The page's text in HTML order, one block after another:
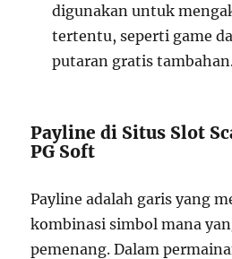
digunakan untuk
tertentu, seperti game
putaran gratis
Payline di Situs Slot
PG Soft
Payline adalah garis yang
kombinasi simbol mana
pemenang. Dalam